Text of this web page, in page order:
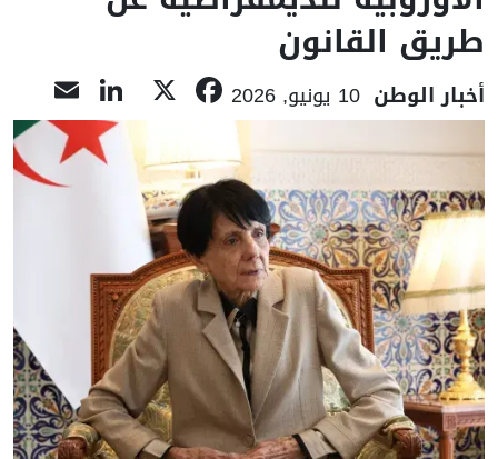
طريق القانون
أخبار الوطن 10 يونيو, 2026 Facebook